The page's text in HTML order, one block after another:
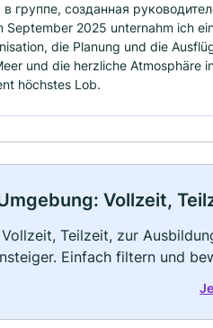
группе, созданная
2025 unternahm ich
die Planung und die
und die herzliche Atmosphäre
höchstes Lob.
Vollzeit,
Teilzeit, zur
Einfach filtern und